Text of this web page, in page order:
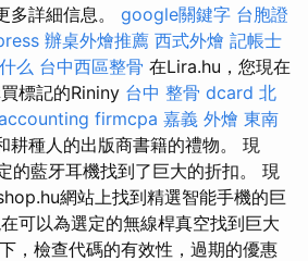
多詳細信息。 google關鍵字 台胞證
辦桌外燴推薦 西式外燴 記帳士
么 台中西區整骨 在Lira.hu，您現在
標記的Rininy 台中 整骨 dcard 北
firmcpa 嘉義 外燴 東南
耕種人的出版商書籍的禮物。 現
的藍牙耳機找到了巨大的折扣。 現
網站上找到精選智能手機的巨
可以為選定的無線桿真空找到巨大
，檢查代碼的有效性，過期的優惠